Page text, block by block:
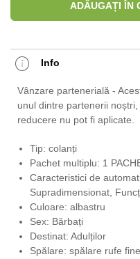
ADĂUGAȚI ÎN
Info
Vânzare partenerială -
unul dintre partenerii
reducere nu pot fi aplicate.
Tip: colanți
Pachet multiplu: 1
Caracteristici de
Supradimensionat,
Culoare: albastru
Sex: Bărbați
Destinat: Adulților
Spălare: spălare rufe